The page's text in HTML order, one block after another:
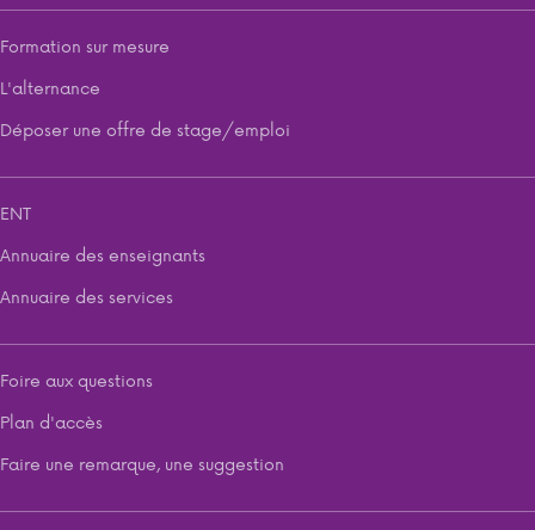
Formation sur mesure
L'alternance
Déposer une offre de stage/emploi
ENT
Annuaire des enseignants
Annuaire des services
Foire aux questions
Plan d'accès
Faire une remarque, une suggestion